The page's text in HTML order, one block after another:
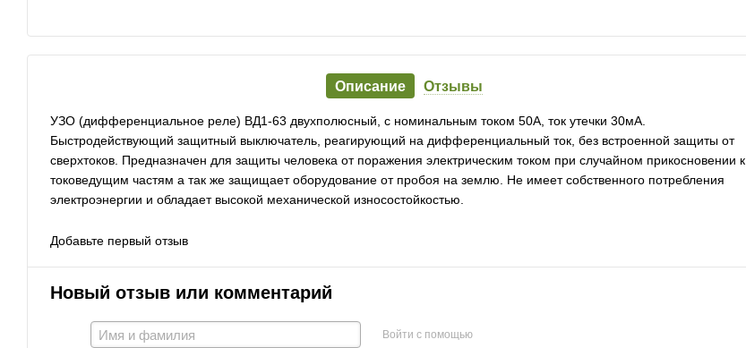
Описание Отзывы
УЗО (дифференциальное реле) ВД1-63 двухполюсный, с номинальным током 50А, ток утечки 30мА.
Быстродействующий защитный выключатель, реагирующий на дифференциальный ток, без встроенной защиты от
сверхтоков. Предназначен для защиты человека от поражения электрическим током при случайном прикосновении к
токоведущим частям а так же защищает оборудование от пробоя на землю. Не имеет собственного потребления
электроэнергии и обладает высокой механической износостойкостью.
Добавьте первый отзыв
Новый отзыв или комментарий
Войти с помощью